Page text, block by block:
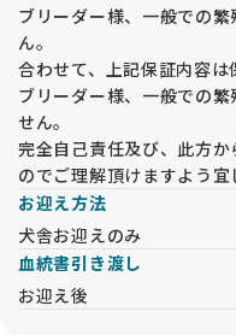
ブリーダー様、一般での
ん。
合わせて、上記保証内容は
ブリーダー様、一般での
せん。
完全自己責任及び、此方
のでご理解頂けますよう宜
お迎え方法
犬舎お迎えのみ
血統書引き渡し
お迎え後